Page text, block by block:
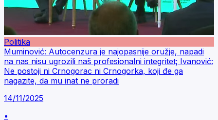
Politika
Muminović: Autocenzura je najopasnije oružje, napadi
na nas nisu ugrozili naš profesionalni integritet; Ivanović:
Ne postoji ni Crnogorac ni Crnogorka, koji đe ga
nagazite, da mu inat ne proradi
14/11/2025
•